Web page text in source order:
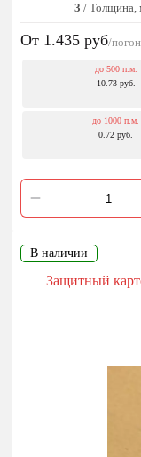
3 / Толщина,
От 1.435 руб/
до 500 п.м.
10.73 руб.
до 1000 п.м.
0.72 руб.
В наличии
Защитный